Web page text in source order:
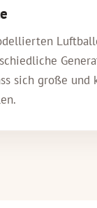
sich große und